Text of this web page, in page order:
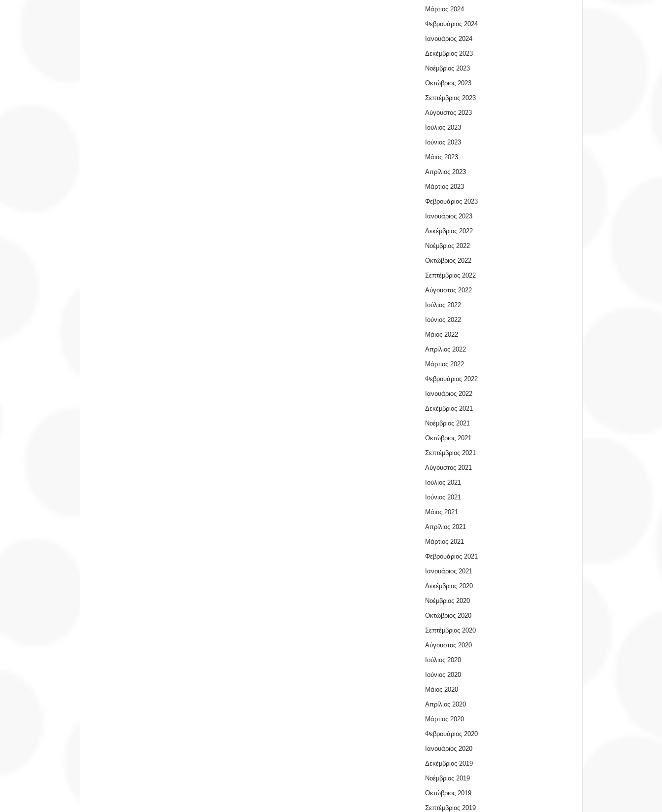
Μάρτιος 2024
Φεβρουάριος 2024
Ιανουάριος 2024
Δεκέμβριος 2023
Νοέμβριος 2023
Οκτώβριος 2023
Σεπτέμβριος 2023
Αύγουστος 2023
Ιούλιος 2023
Ιούνιος 2023
Μάιος 2023
Απρίλιος 2023
Μάρτιος 2023
Φεβρουάριος 2023
Ιανουάριος 2023
Δεκέμβριος 2022
Νοέμβριος 2022
Οκτώβριος 2022
Σεπτέμβριος 2022
Αύγουστος 2022
Ιούλιος 2022
Ιούνιος 2022
Μάιος 2022
Απρίλιος 2022
Μάρτιος 2022
Φεβρουάριος 2022
Ιανουάριος 2022
Δεκέμβριος 2021
Νοέμβριος 2021
Οκτώβριος 2021
Σεπτέμβριος 2021
Αύγουστος 2021
Ιούλιος 2021
Ιούνιος 2021
Μάιος 2021
Απρίλιος 2021
Μάρτιος 2021
Φεβρουάριος 2021
Ιανουάριος 2021
Δεκέμβριος 2020
Νοέμβριος 2020
Οκτώβριος 2020
Σεπτέμβριος 2020
Αύγουστος 2020
Ιούλιος 2020
Ιούνιος 2020
Μάιος 2020
Απρίλιος 2020
Μάρτιος 2020
Φεβρουάριος 2020
Ιανουάριος 2020
Δεκέμβριος 2019
Νοέμβριος 2019
Οκτώβριος 2019
Σεπτέμβριος 2019